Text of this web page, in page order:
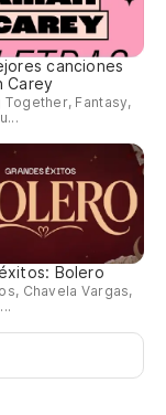
canciones
Carey
Together, Fantasy,
Bolero
Chavela Vargas,